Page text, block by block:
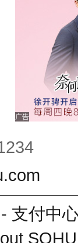
广告
- 支付中
SOHU